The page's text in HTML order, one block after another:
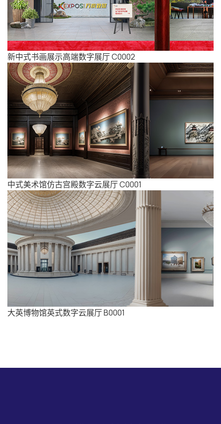
新中式书画展示高端数字展厅 C0002
中式美术馆仿古宫殿数字云展厅 C0001
大英博物馆英式数字云展厅 B0001